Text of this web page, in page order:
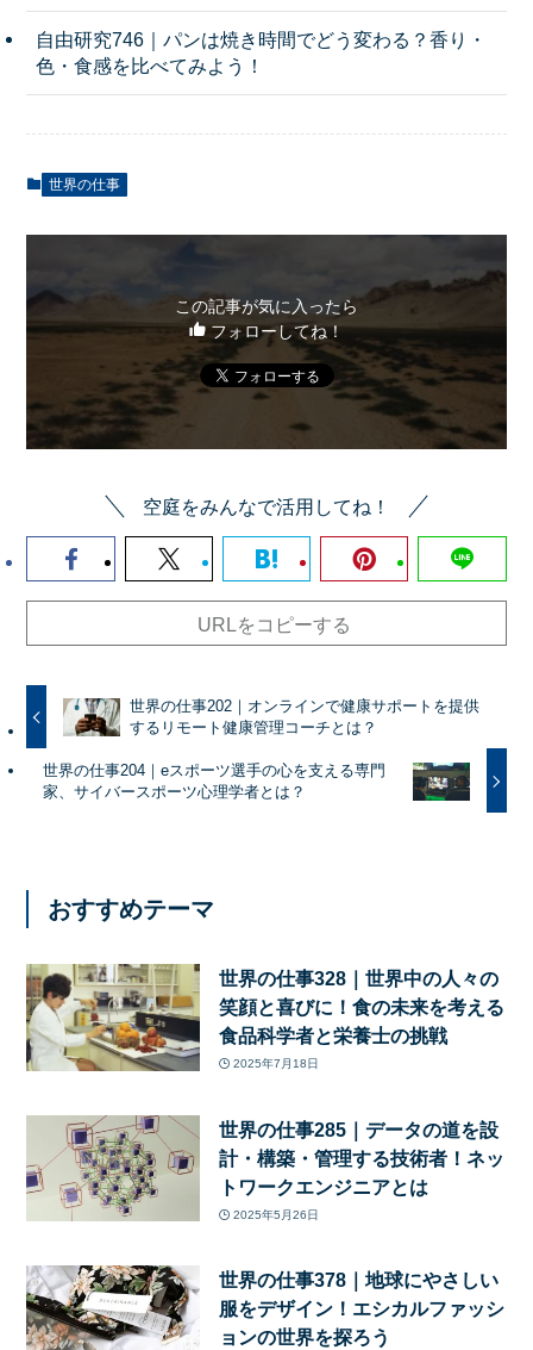
自由研究746｜パンは焼き時間でどう変わる？香り・
色・食感を比べてみよう！
世界の仕事
この記事が気に入ったら
フォローしてね！
空庭をみんなで活用してね！
URLをコピーする
世界の仕事202｜オンラインで健康サポートを提供
するリモート健康管理コーチとは？
世界の仕事204｜eスポーツ選手の心を支える専門
家、サイバースポーツ心理学者とは？
おすすめテーマ
世界の仕事328｜世界中の人々の
笑顔と喜びに！食の未来を考える
食品科学者と栄養士の挑戦
2025年7月18日
世界の仕事285｜データの道を設
計・構築・管理する技術者！ネッ
トワークエンジニアとは
2025年5月26日
世界の仕事378｜地球にやさしい
服をデザイン！エシカルファッシ
ョンの世界を探ろう